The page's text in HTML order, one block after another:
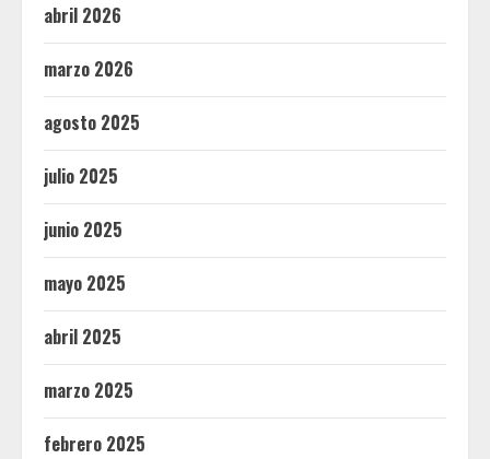
abril 2026
marzo 2026
agosto 2025
julio 2025
junio 2025
mayo 2025
abril 2025
marzo 2025
febrero 2025